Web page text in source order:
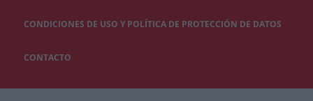
CONDICIONES DE USO Y POLÍTICA DE PROTECCIÓN DE DATOS
CONTACTO